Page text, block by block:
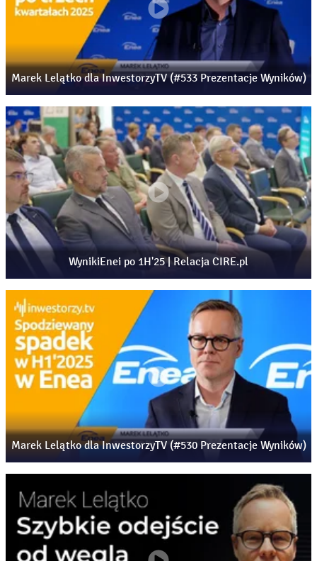
Marek Lelątko dla InwestorzyTV (#533 Prezentacje Wyników)
WynikiEnei po 1H'25 | Relacja CIRE.pl
Marek Lelątko dla InwestorzyTV (#530 Prezentacje Wyników)